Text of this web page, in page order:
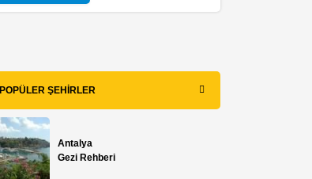
POPÜLER ŞEHIRLER
Antalya
Gezi Rehberi